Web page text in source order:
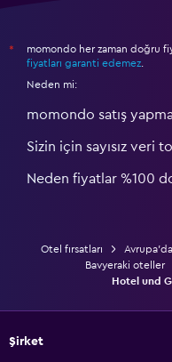
*
momondo her zaman doğru
fiyatları garanti edemez
Neden mi:
momondo satış
Sizin için sayısız veri
Neden fiyatlar %100
Otel fırsatları
Bavyeraki oteller
Hotel und
Şirket